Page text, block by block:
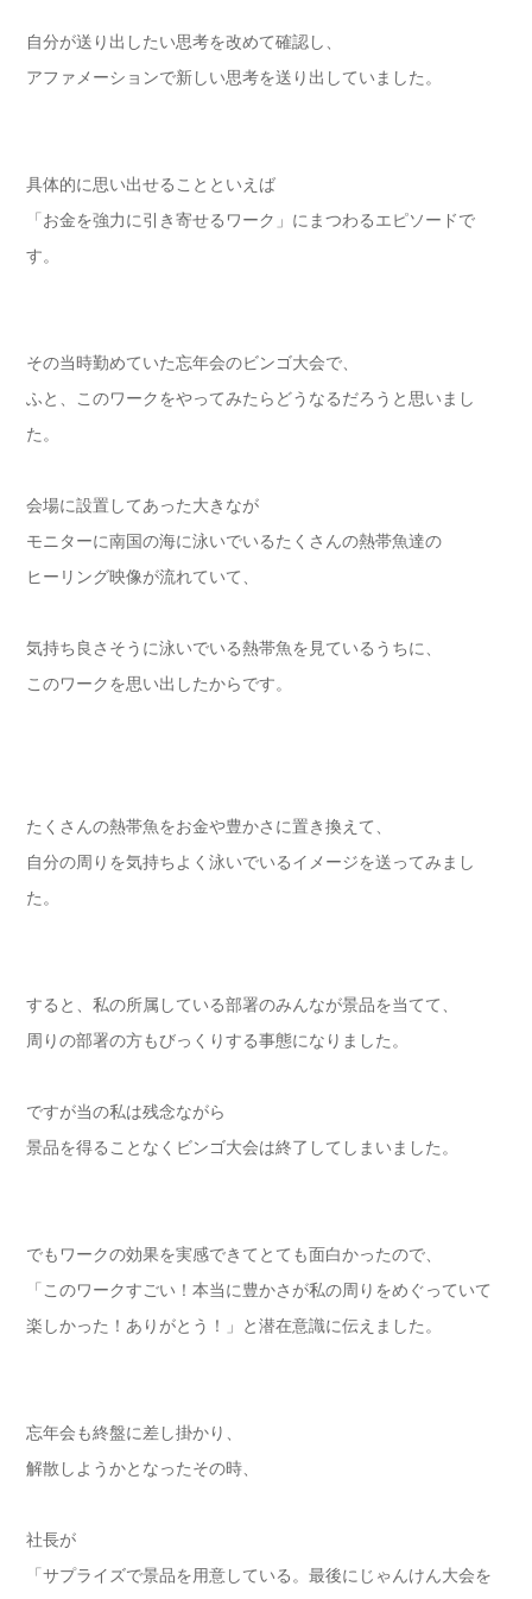
自分が送り出したい思考を改めて確認し、
アファメーションで新しい思考を送り出していました。
具体的に思い出せることといえば
「お金を強力に引き寄せるワーク」にまつわるエピソードで
す。
その当時勤めていた忘年会のビンゴ大会で、
ふと、このワークをやってみたらどうなるだろうと思いまし
た。
会場に設置してあった大きなが
モニターに南国の海に泳いでいるたくさんの熱帯魚達の
ヒーリング映像が流れていて、
気持ち良さそうに泳いでいる熱帯魚を見ているうちに、
このワークを思い出したからです。
たくさんの熱帯魚をお金や豊かさに置き換えて、
自分の周りを気持ちよく泳いでいるイメージを送ってみまし
た。
すると、私の所属している部署のみんなが景品を当てて、
周りの部署の方もびっくりする事態になりました。
ですが当の私は残念ながら
景品を得ることなくビンゴ大会は終了してしまいました。
でもワークの効果を実感できてとても面白かったので、
「このワークすごい！本当に豊かさが私の周りをめぐっていて
楽しかった！ありがとう！」と潜在意識に伝えました。
忘年会も終盤に差し掛かり、
解散しようかとなったその時、
社長が
「サプライズで景品を用意している。最後にじゃんけん大会を